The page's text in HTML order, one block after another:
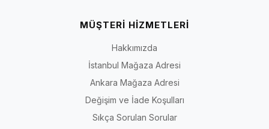
MÜŞTERİ HİZMETLERİ
Hakkımızda
İstanbul Mağaza Adresi
Ankara Mağaza Adresi
Değişim ve İade Koşulları
Sıkça Sorulan Sorular